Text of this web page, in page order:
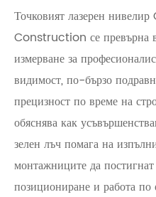
Точковият лазерен
Construction се превърна
измерване за
видимост, по-бързо
прецизност по време на
обяснява как
зелен лъч помага на
монтажниците да
позициониране и работа